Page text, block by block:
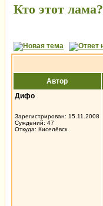
Кто этот лама?
Автор
Дифо
Зарегистрирован: 15.11.2008
Суждений: 47
Откуда: Киселёвск